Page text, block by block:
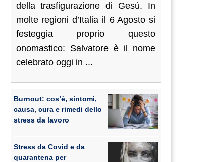
della trasfigurazione di Gesù. In
molte regioni d’Italia il 6 Agosto si
festeggia proprio questo
onomastico: Salvatore è il nome
celebrato oggi in ...
Burnout: cos’è, sintomi,
causa, cura e rimedi dello
stress da lavoro
Stress da Covid e da
quarantena per